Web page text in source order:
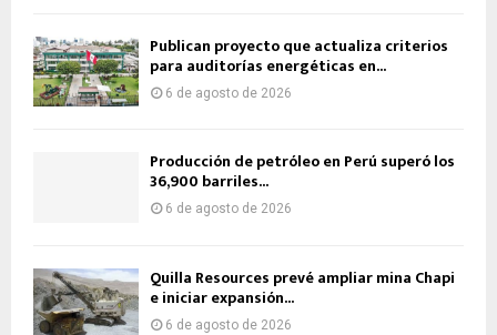
Publican proyecto que actualiza criterios
para auditorías energéticas en...
6 de agosto de 2026
Producción de petróleo en Perú superó los
36,900 barriles...
6 de agosto de 2026
Quilla Resources prevé ampliar mina Chapi
e iniciar expansión...
6 de agosto de 2026